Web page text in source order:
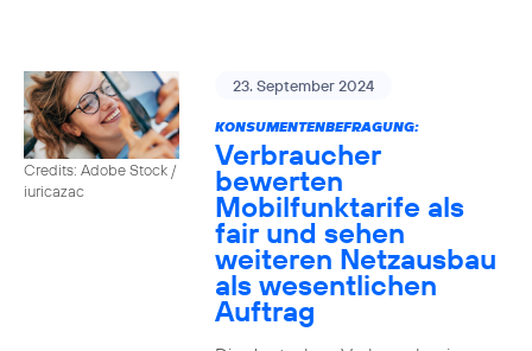
Credits: Adobe Stock /
iuricazac
23. September 2024
KONSUMENTENBEFRAGUNG:
Verbraucher
bewerten
Mobilfunktarife als
fair und sehen
weiteren Netzausbau
als wesentlichen
Auftrag